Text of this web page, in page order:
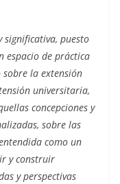
significativa, puesto
espacio de práctica
la extensión
universitaria,
concepciones y
sobre las
como un
y construir
y perspectivas